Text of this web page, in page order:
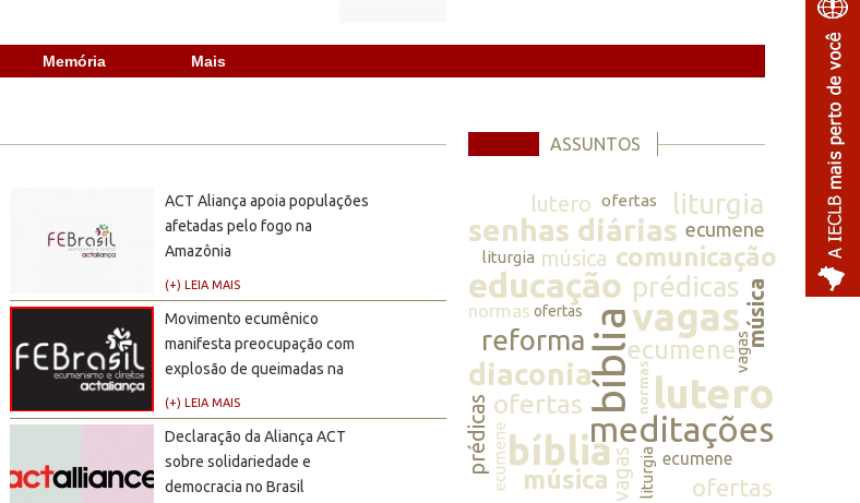
Memória Mais
ACT Aliança apoia populações
afetadas pelo fogo na
Amazônia
(+) LEIA MAIS
Movimento ecumênico
manifesta preocupação com
explosão de queimadas na
Amazônia
(+) LEIA MAIS
Declaração da Aliança ACT
sobre solidariedade e
democracia no Brasil
ASSUNTOS
lutero ofertas liturgia
senhas diárias ecumene
liturgia música comunicação
educação prédicasmúsica
normas ofertasbíbliavagas
reforma
diaconia
ecumenevagas
prédicas ofertas normaslutero
meditações
ecumenebíblia
músicavagasliturgia ecumene
ofertas